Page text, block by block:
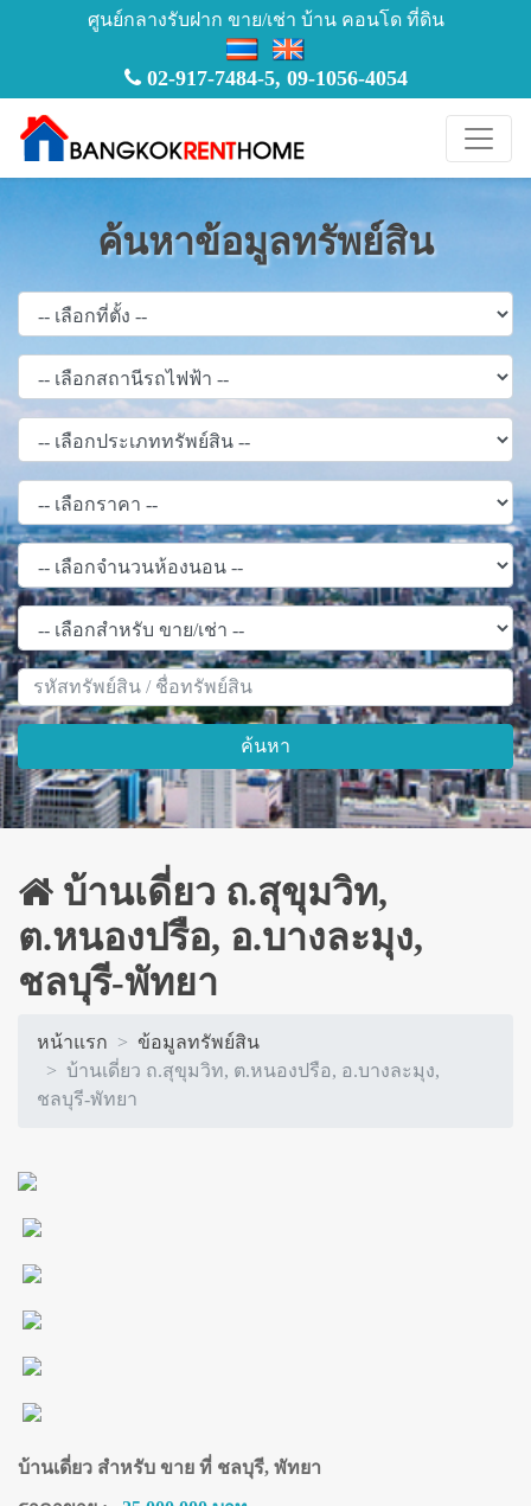
ศูนย์กลางรับฝาก ขาย/เช่า บ้าน คอนโด ที่ดิน
02-917-7484-5, 09-1056-4054
ค้นหาข้อมูลทรัพย์สิน
ค้นหา
บ้านเดี่ยว ถ.สุขุมวิท,
ต.หนองปรือ, อ.บางละมุง,
ชลบุรี-พัทยา
หน้าแรก
ข้อมูลทรัพย์สิน
บ้านเดี่ยว ถ.สุขุมวิท, ต.หนองปรือ, อ.บางละมุง,
ชลบุรี-พัทยา
บ้านเดี่ยว สำหรับ ขาย ที่ ชลบุรี, พัทยา